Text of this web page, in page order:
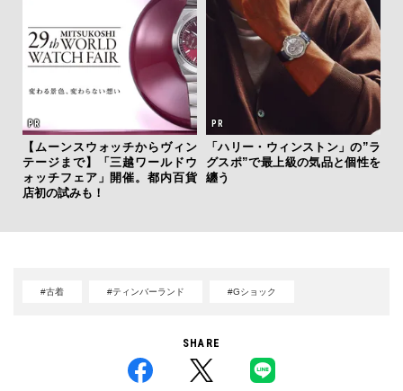
【ムーンスウォッチからヴィン
テージまで】「三越ワールドウ
ォッチフェア」開催。都内百貨
店初の試みも！
「ハリー・ウィンストン」の”ラ
グスポ”で最上級の気品と個性を
纏う
#古着 #ティンバーランド #Gショック
SHARE